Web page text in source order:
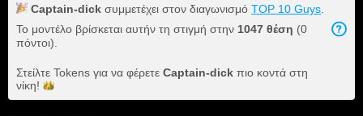
Captain-dick συμμετέχει στον διαγωνισμό TOP 10 Guys
Το μοντέλο βρίσκεται αυτήν τη στιγμή στην 1047 θέση (0
πόντοι).
Στείλτε Tokens για να φέρετε Captain-dick πιο κοντά στη
νίκη!